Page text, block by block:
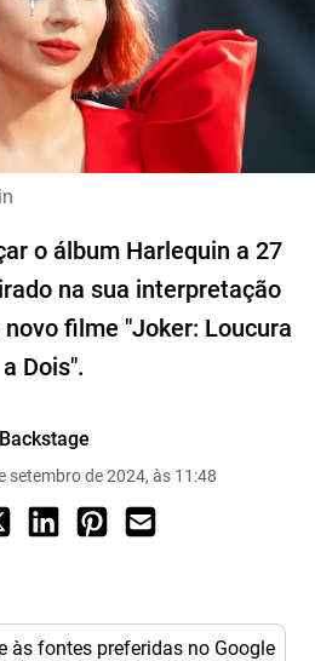
o álbum Harlequin a 27
na sua interpretação
filme "Joker: Loucura
a Dois".
Backstage
setembro de 2024, às 11:48
às fontes preferidas no Google